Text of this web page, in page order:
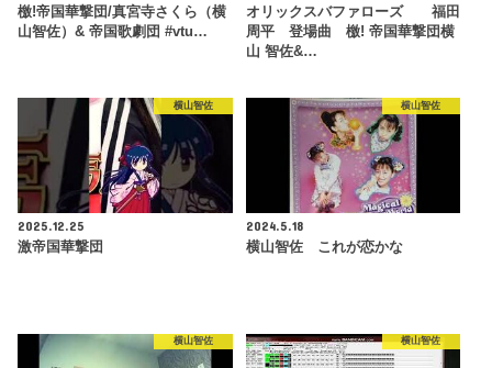
檄!帝国華撃団/真宮寺さくら（横
山智佐）& 帝国歌劇団 #vtu…
オリックスバファローズ 福田
周平 登場曲 檄! 帝国華撃団横
山 智佐&…
横山智佐
2025.12.25
激帝国華撃団
横山智佐
2024.5.18
横山智佐 これが恋かな
横山智佐 横山智佐